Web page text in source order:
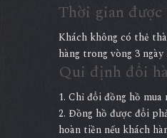
Thời gian
Khách không có thẻ
hàng trong vòng 3 ngày
Qui định đổi
1. Chỉ đổi đồng hồ
2. Đồng hồ được đổi
hoàn tiền nếu khách